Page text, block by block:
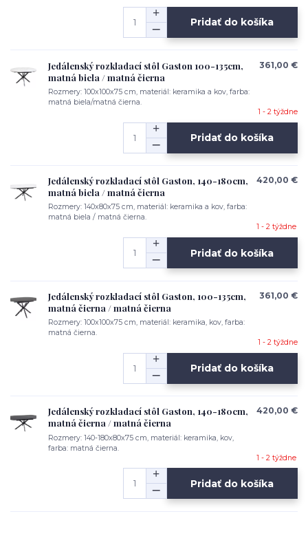
Pridať do košíka
Jedálenský rozkladací stôl Gaston 100-135cm,
matná biela / matná čierna
Rozmery: 100x100x75 cm, materiál: keramika a kov, farba:
matná biela/matná čierna.
361,00 €
1 - 2 týždne
Pridať do košíka
Jedálenský rozkladací stôl Gaston, 140-180cm,
matná biela / matná čierna
Rozmery: 140x80x75 cm, materiál: keramika a kov, farba:
matná biela / matná čierna.
420,00 €
1 - 2 týždne
Pridať do košíka
Jedálenský rozkladací stôl Gaston, 100-135cm,
matná čierna / matná čierna
Rozmery: 100x100x75 cm, materiál: keramika, kov, farba:
matná čierna.
361,00 €
1 - 2 týždne
Pridať do košíka
Jedálenský rozkladací stôl Gaston, 140-180cm,
matná čierna / matná čierna
Rozmery: 140-180x80x75 cm, materiál: keramika, kov,
farba: matná čierna.
420,00 €
1 - 2 týždne
Pridať do košíka